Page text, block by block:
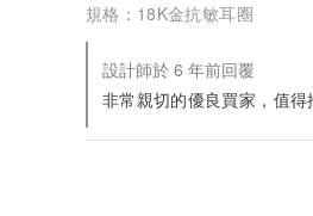
規格： 18K金抗敏耳圈
設計師於 6 年前回覆
非常親切的優良買家，值得